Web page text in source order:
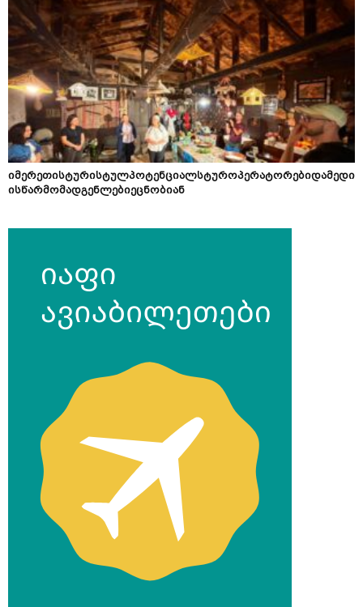
იმერეთისტურისტულპოტენციალსტუროპერატორებიდამედი
ისწარმომადგენლებიეცნობიან